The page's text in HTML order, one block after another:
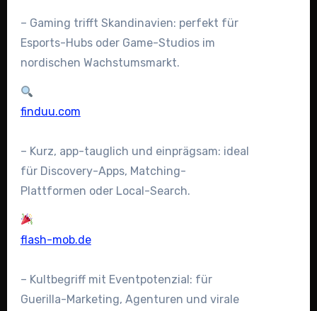
– Gaming trifft Skandinavien: perfekt für
Esports-Hubs oder Game-Studios im
nordischen Wachstumsmarkt.
finduu.com
– Kurz, app-tauglich und einprägsam: ideal
für Discovery-Apps, Matching-
Plattformen oder Local-Search.
flash-mob.de
– Kultbegriff mit Eventpotenzial: für
Guerilla-Marketing, Agenturen und virale